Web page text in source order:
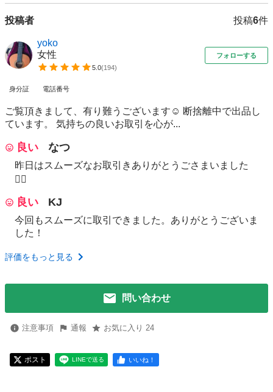
投稿者 投稿6件
yoko
女性
5.0(194)
フォローする
身分証 電話番号
ご覧頂きまして、有り難うございます☺️ 断捨離中で出品し
ています。 気持ちの良いお取引を心が...
良い なつ
昨日はスムーズなお取引きありがとうごさまいました
🙇‍♀️
良い KJ
今回もスムーズに取引できました。ありがとうございま
した！
評価をもっと見る
問い合わせ
注意事項 通報 お気に入り 24
ポスト LINEで送る いいね！